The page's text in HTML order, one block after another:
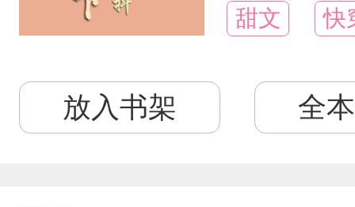
甜文 快
放入书架 全